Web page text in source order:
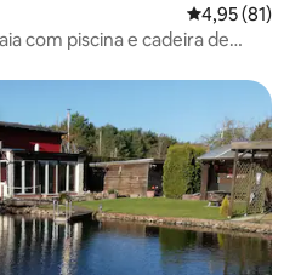
4,95 de uma
4,95 (81)
com piscina e cadeira de